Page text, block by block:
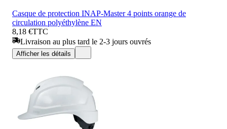
Casque de protection INAP-Master 4 points orange de
circulation polyéthylène EN
8,18 €TTC
Livraison au plus tard le 2-3 jours ouvrés
Afficher les détails